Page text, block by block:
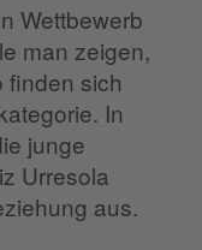
Wettbewerb
man zeigen,
finden sich
In
junge
Urresola
aus.